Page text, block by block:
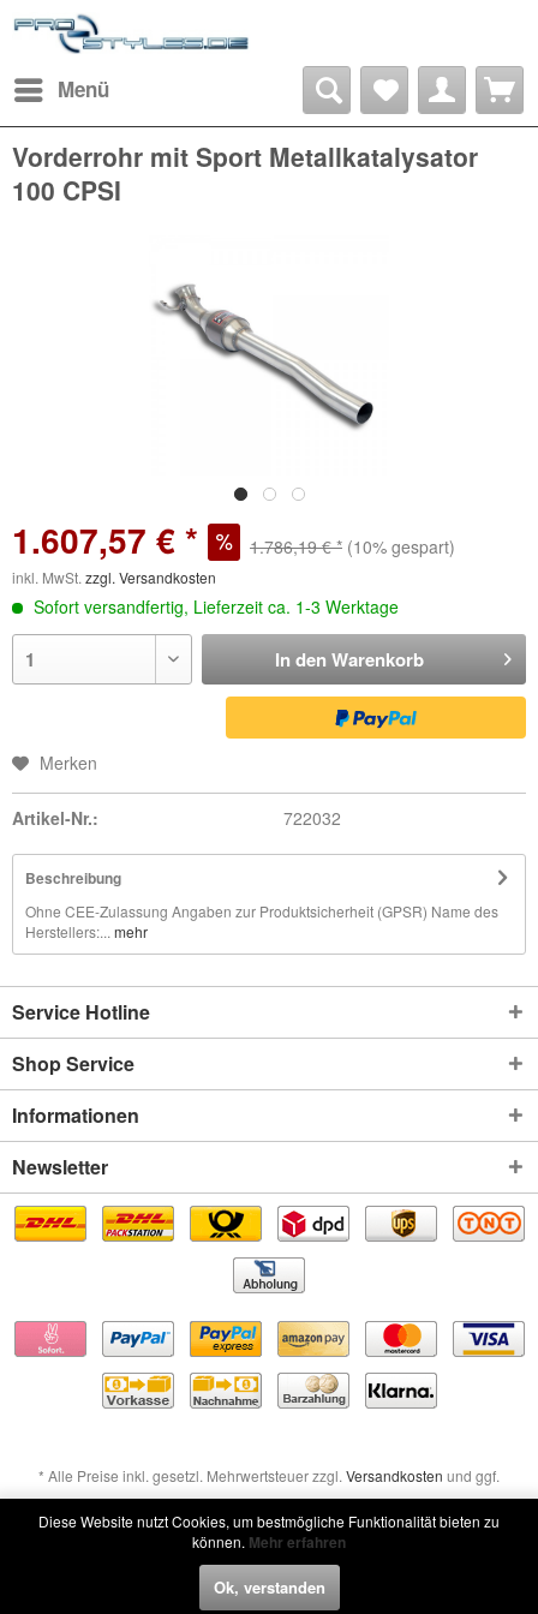
Menü
Vorderrohr mit Sport Metallkatalysator
100 CPSI
1.607,57 € * 1.786,19 € * (10% gespart)
inkl. MwSt. zzgl. Versandkosten
Sofort versandfertig, Lieferzeit ca. 1-3 Werktage
In den Warenkorb
Merken
Artikel-Nr.: 722032
Beschreibung
Ohne CEE-Zulassung Angaben zur Produktsicherheit (GPSR) Name des
Herstellers:... mehr
Service Hotline
Shop Service
Informationen
Newsletter
* Alle Preise inkl. gesetzl. Mehrwertsteuer zzgl. Versandkosten und ggf.
Nachnahmegebühren, wenn nicht anders beschrieben
Widerruf erklären
Diese Website nutzt Cookies, um bestmögliche Funktionalität bieten zu
können. Mehr erfahren
Ok, verstanden